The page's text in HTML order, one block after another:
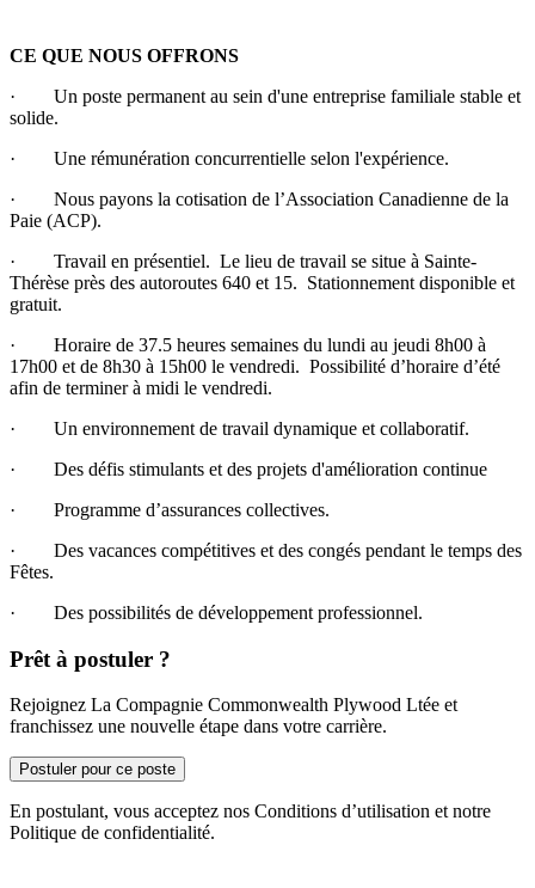
CE QUE NOUS OFFRONS
· Un poste permanent au sein d'une entreprise familiale stable et
solide.
· Une rémunération concurrentielle selon l'expérience.
· Nous payons la cotisation de l’Association Canadienne de la
Paie (ACP).
· Travail en présentiel. Le lieu de travail se situe à Sainte-
Thérèse près des autoroutes 640 et 15. Stationnement disponible et
gratuit.
· Horaire de 37.5 heures semaines du lundi au jeudi 8h00 à
17h00 et de 8h30 à 15h00 le vendredi. Possibilité d’horaire d’été
afin de terminer à midi le vendredi.
· Un environnement de travail dynamique et collaboratif.
· Des défis stimulants et des projets d'amélioration continue
· Programme d’assurances collectives.
· Des vacances compétitives et des congés pendant le temps des
Fêtes.
· Des possibilités de développement professionnel.
Prêt à postuler ?
Rejoignez La Compagnie Commonwealth Plywood Ltée et
franchissez une nouvelle étape dans votre carrière.
Postuler pour ce poste
En postulant, vous acceptez nos Conditions d’utilisation et notre
Politique de confidentialité.